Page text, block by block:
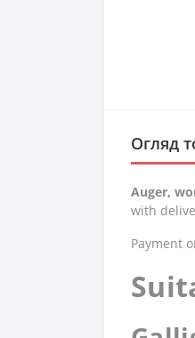
Огляд
Auger,
with
Payment